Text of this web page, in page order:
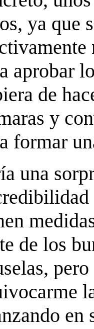
ya que
aprobar
de
y
formar
una
de los
en